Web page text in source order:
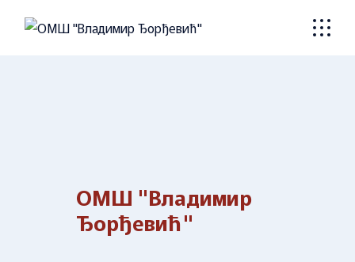
ОМШ "Владимир
Ђорђевић"